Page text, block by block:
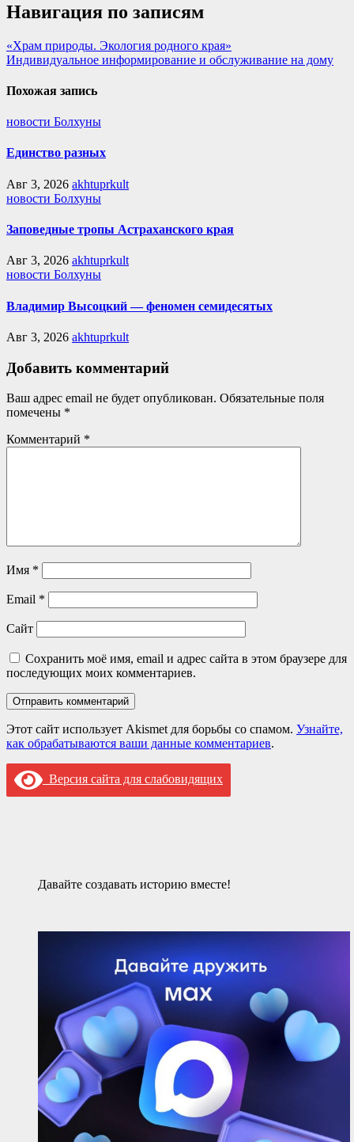
Навигация по записям
«Храм природы. Экология родного края»
Индивидуальное информирование и обслуживание на дому
Похожая запись
новости Болхуны
Единство разных
Авг 3, 2026 akhtuprkult
новости Болхуны
Заповедные тропы Астраханского края
Авг 3, 2026 akhtuprkult
новости Болхуны
Владимир Высоцкий — феномен семидесятых
Авг 3, 2026 akhtuprkult
Добавить комментарий
Ваш адрес email не будет опубликован. Обязательные поля
помечены *
Комментарий *
Имя *
Email *
Сайт
Сохранить моё имя, email и адрес сайта в этом браузере для
последующих моих комментариев.
Этот сайт использует Akismet для борьбы со спамом. Узнайте,
как обрабатываются ваши данные комментариев.
Версия сайта для слабовидящих
Давайте создавать историю вместе!